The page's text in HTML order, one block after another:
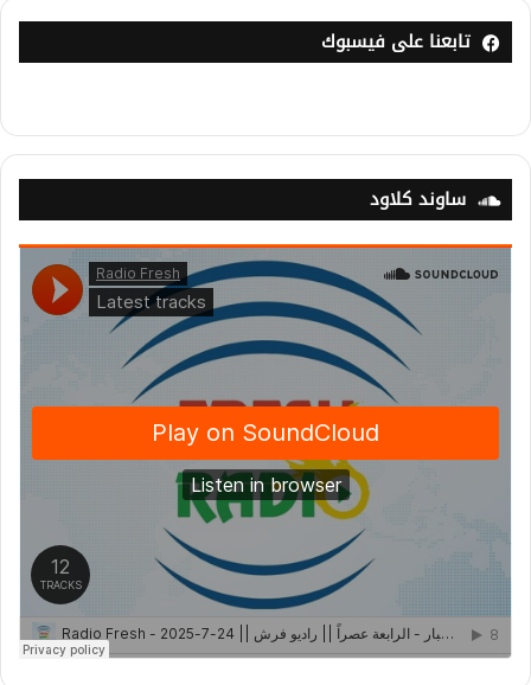
تابعنا على فيسبوك
ساوند كلاود